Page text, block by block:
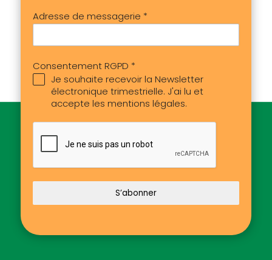
Adresse de messagerie *
Consentement RGPD *
Je souhaite recevoir la Newsletter
électronique trimestrielle. J'ai lu et
accepte les mentions légales.
S’abonner